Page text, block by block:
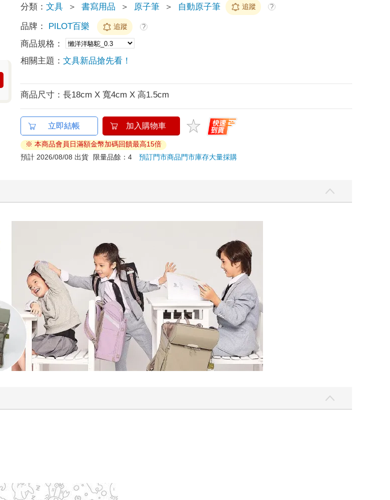
分類：文具 ＞ 書寫用品 ＞ 原子筆 ＞ 自動原子筆 追蹤 ?
品牌： PILOT百樂 追蹤 ?
商品規格：
相關主題：文具新品搶先看！
商品尺寸：長18cm X 寬4cm X 高1.5cm
立即結帳 加入購物車
※ 本商品會員日滿額金幣加碼回饋最高15倍
預計 2026/08/08 出貨
限量品餘：4預訂門市商品門市庫存大量採購